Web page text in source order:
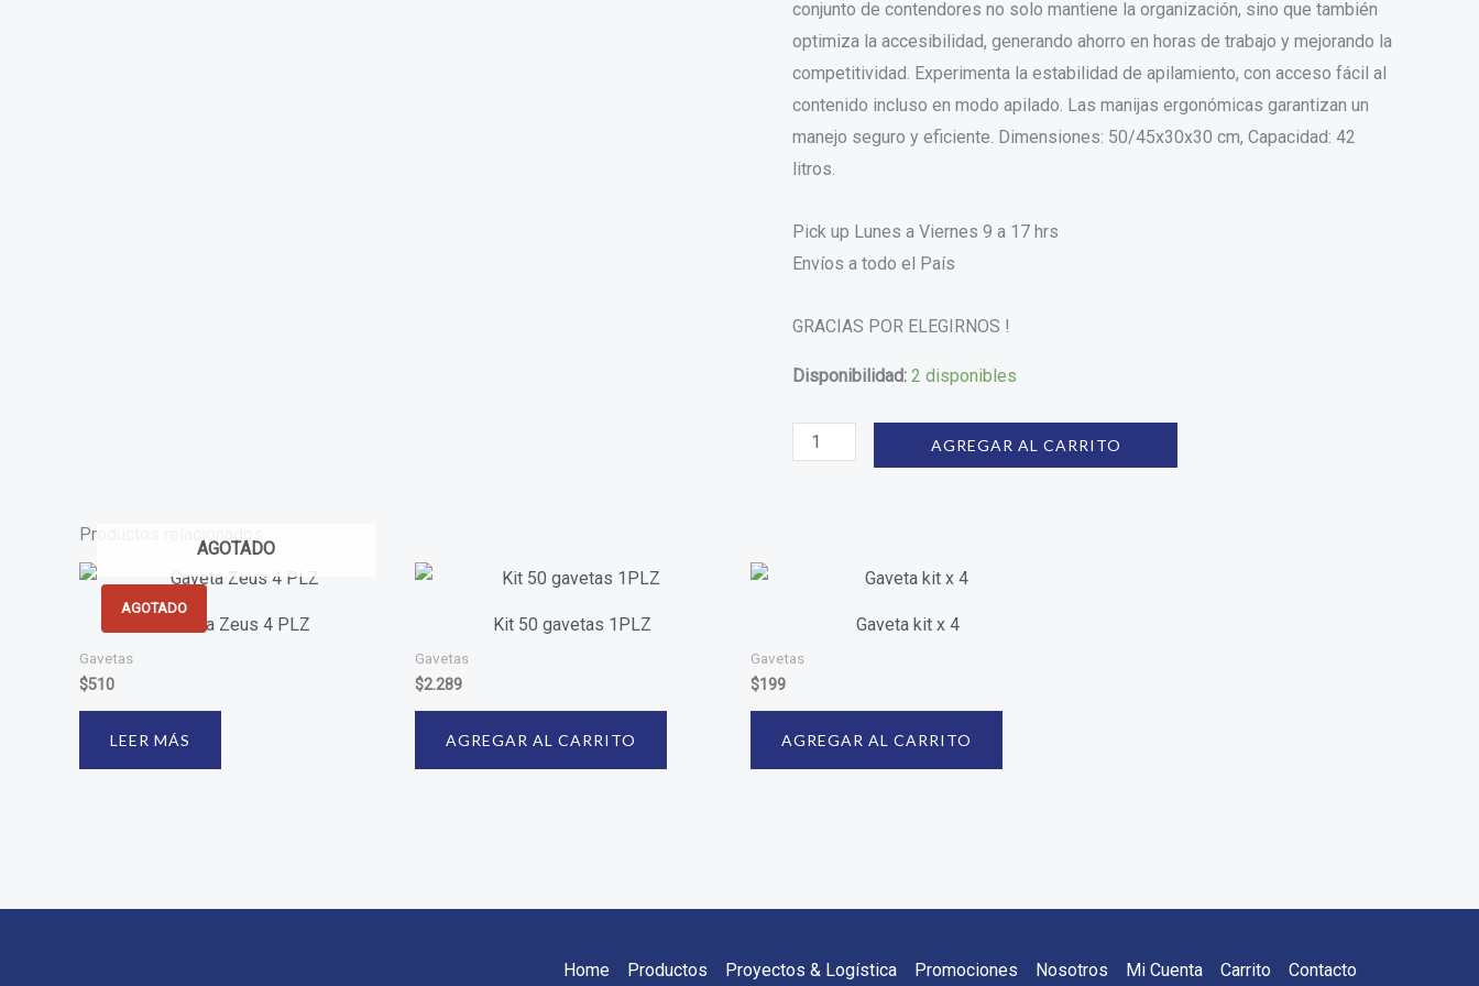
conjunto de contendores no solo mantiene la organización, sino que también
optimiza la accesibilidad, generando ahorro en horas de trabajo y mejorando la
competitividad. Experimenta la estabilidad de apilamiento, con acceso fácil al
contenido incluso en modo apilado. Las manijas ergonómicas garantizan un
manejo seguro y eficiente. Dimensiones: 50/45x30x30 cm, Capacidad: 42
litros.
Pick up Lunes a Viernes 9 a 17 hrs
Envíos a todo el País
GRACIAS POR ELEGIRNOS !
Disponibilidad: 2 disponibles
AGREGAR AL CARRITO
Productos relacionados
AGOTADO
AGOTADO
Gaveta Zeus 4 PLZ
Gavetas
$510
LEER MÁS
Kit 50 gavetas 1PLZ
Gavetas
$2.289
AGREGAR AL CARRITO
Gaveta kit x 4
Gavetas
$199
AGREGAR AL CARRITO
Home Productos Proyectos & Logística Promociones Nosotros Mi Cuenta Carrito Contacto